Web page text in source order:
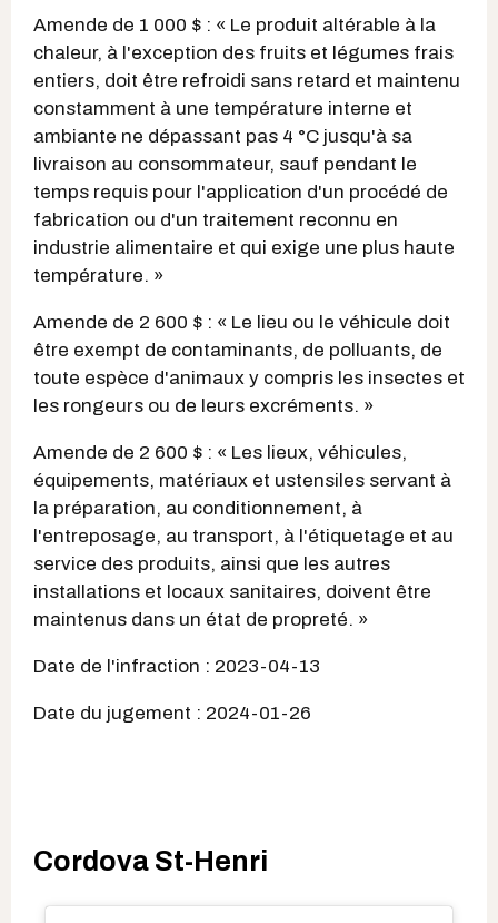
Amende de 1 000 $ : « Le produit altérable à la
chaleur, à l'exception des fruits et légumes frais
entiers, doit être refroidi sans retard et maintenu
constamment à une température interne et
ambiante ne dépassant pas 4 °C jusqu'à sa
livraison au consommateur, sauf pendant le
temps requis pour l'application d'un procédé de
fabrication ou d'un traitement reconnu en
industrie alimentaire et qui exige une plus haute
température. »
Amende de 2 600 $ : « Le lieu ou le véhicule doit
être exempt de contaminants, de polluants, de
toute espèce d'animaux y compris les insectes et
les rongeurs ou de leurs excréments. »
Amende de 2 600 $ : « Les lieux, véhicules,
équipements, matériaux et ustensiles servant à
la préparation, au conditionnement, à
l'entreposage, au transport, à l'étiquetage et au
service des produits, ainsi que les autres
installations et locaux sanitaires, doivent être
maintenus dans un état de propreté. »
Date de l'infraction : 2023-04-13
Date du jugement : 2024-01-26
Cordova St-Henri